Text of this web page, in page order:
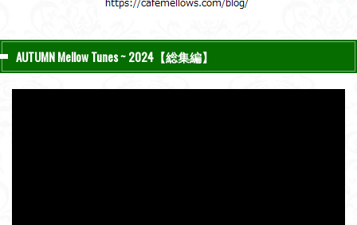
AUTUMN Mellow Tunes ~ 2024【総集編】